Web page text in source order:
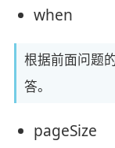
when
根据前面问题
答。
pageSize